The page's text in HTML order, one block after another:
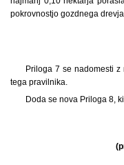
pokrovnostjo gozdnega
Priloga 7 se nadomesti
tega pravilnika.
Doda se nova Priloga 8,